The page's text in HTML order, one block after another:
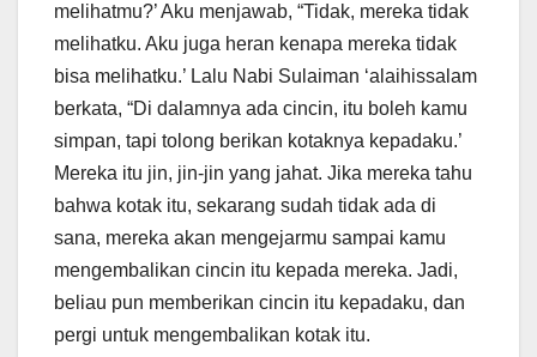
melihatmu?’ Aku menjawab, “Tidak, mereka tidak
melihatku. Aku juga heran kenapa mereka tidak
bisa melihatku.’ Lalu Nabi Sulaiman ‘alaihissalam
berkata, “Di dalamnya ada cincin, itu boleh kamu
simpan, tapi tolong berikan kotaknya kepadaku.’
Mereka itu jin, jin-jin yang jahat. Jika mereka tahu
bahwa kotak itu, sekarang sudah tidak ada di
sana, mereka akan mengejarmu sampai kamu
mengembalikan cincin itu kepada mereka. Jadi,
beliau pun memberikan cincin itu kepadaku, dan
pergi untuk mengembalikan kotak itu.